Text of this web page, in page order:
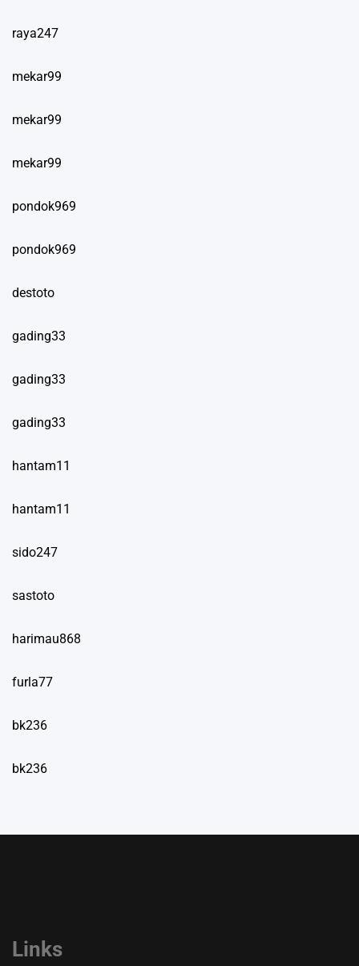
raya247
mekar99
mekar99
mekar99
pondok969
pondok969
destoto
gading33
gading33
gading33
hantam11
hantam11
sido247
sastoto
harimau868
furla77
bk236
bk236
Links